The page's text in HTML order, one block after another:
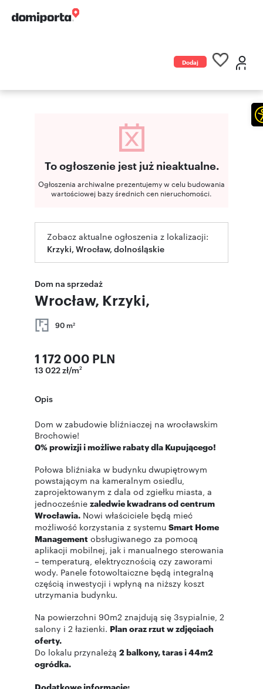
Dodaj
To ogłoszenie jest już nieaktualne.
Ogłoszenia archiwalne prezentujemy w celu budowania
wartościowej bazy średnich cen nieruchomości.
Zobacz aktualne ogłoszenia z lokalizacji:
Krzyki, Wrocław, dolnośląskie
Dom na sprzedaż
Wrocław, Krzyki,
90 m2
1 172 000 PLN
13 022 zł/m2
Opis
Dom w zabudowie bliźniaczej na wrocławskim
Brochowie!
0% prowizji i możliwe rabaty dla Kupującego!
Połowa bliźniaka w budynku dwupiętrowym
powstającym na kameralnym osiedlu,
zaprojektowanym z dala od zgiełku miasta, a
jednocześnie zaledwie kwadrans od centrum
Wrocławia. Nowi właściciele będą mieć
możliwość korzystania z systemu Smart Home
Management obsługiwanego za pomocą
aplikacji mobilnej, jak i manualnego sterowania
– temperaturą, elektrycznością czy zaworami
wody. Panele fotowoltaiczne będą integralną
częścią inwestycji i wpłyną na niższy koszt
utrzymania budynku.
Na powierzchni 90m2 znajdują się 3sypialnie, 2
salony i 2 łazienki. Plan oraz rzut w zdjęciach
oferty.
Do lokalu przynależą 2 balkony, taras i 44m2
ogródka.
Dodatkowe informacje: